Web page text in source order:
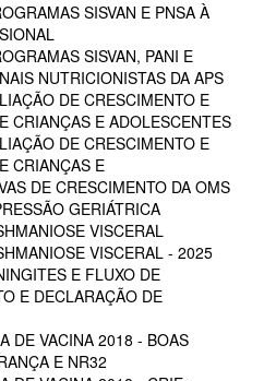
SISVAN E PNSA À
SISVAN, PANI E
NUTRICIONISTAS DA APS
DE CRESCIMENTO E
CRIANÇAS E ADOLESCENTES
DE CRESCIMENTO E
CRIANÇAS E
DE CRESCIMENTO DA OMS
GERIÁTRICA
VISCERAL
VISCERAL - 2025
E FLUXO DE
E DECLARAÇÃO DE
DE VACINA 2018 - BOAS
E NR32